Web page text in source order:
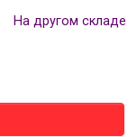
На другом складе